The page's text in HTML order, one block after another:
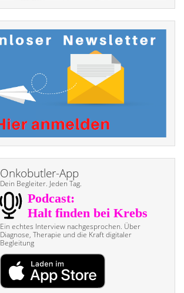
Onkobutler-App
Dein Begleiter. Jeden Tag.
Ein echtes Interview nach­gesprochen. Über
Diagnose, Therapie und die Kraft digitaler
Begleitung